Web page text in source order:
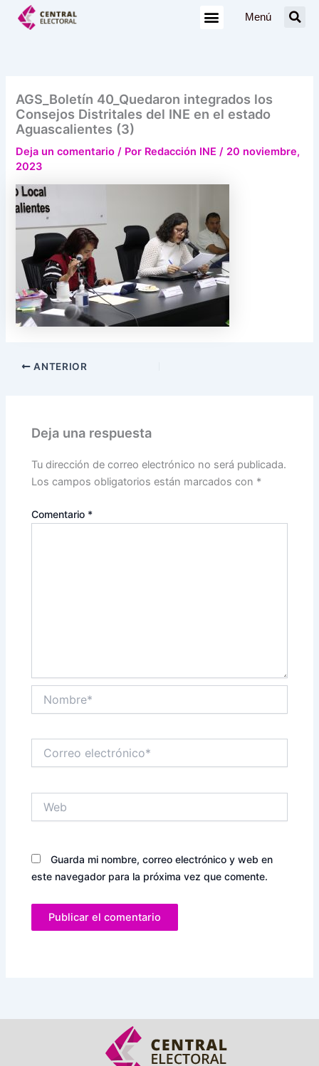
Menú
AGS_Boletín 40_Quedaron integrados los
Consejos Distritales del INE en el estado
Aguascalientes (3)
Deja un comentario / Por Redacción INE/ 20 noviembre,
2023
ANTERIOR
Deja una respuesta
Tu dirección de correo electrónico no será publicada.
Los campos obligatorios están marcados con *
Comentario *
electrónico*
Guarda mi nombre, correo electrónico y web en
este navegador para la próxima vez que comente.